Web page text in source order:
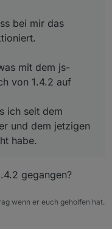
dem jetzigen backup
bei mir das
mit dem js-
von 1.4.2 auf
ich seit dem
und dem jetzigen
habe.
gegangen?
wenn er euch geholfen hat.